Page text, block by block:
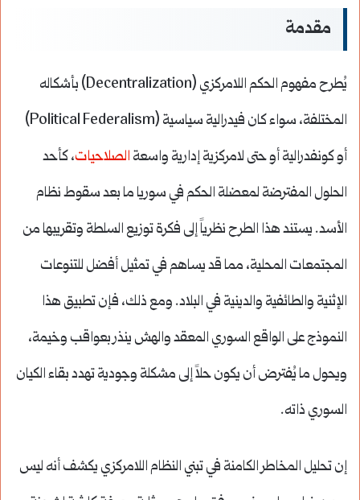
مقدمة
يُطرح مفهوم الحكم اللامركزي (Decentralization) بأشكاله
المختلفة، سواء كان فيدرالية سياسية (Political Federalism)
أو كونفدرالية أو حتى لامركزية إدارية واسعة الصلاحيات، كأحد
الحلول المفترضة لمعضلة الحكم في سوريا ما بعد سقوط نظام
الأسد. يستند هذا الطرح نظرياً إلى فكرة توزيع السلطة وتقريبها من
المجتمعات المحلية، مما قد يساهم في تمثيل أفضل للتنوعات
الإثنية والطائفية والدينية في البلاد. ومع ذلك، فإن تطبيق هذا
النموذج على الواقع السوري المعقد والهش ينذر بعواقب وخيمة،
ويحول ما يُفترض أن يكون حلاً إلى مشكلة وجودية تهدد بقاء الكيان
السوري ذاته.
إن تحليل المخاطر الكامنة في تبني النظام اللامركزي يكشف أنه ليس